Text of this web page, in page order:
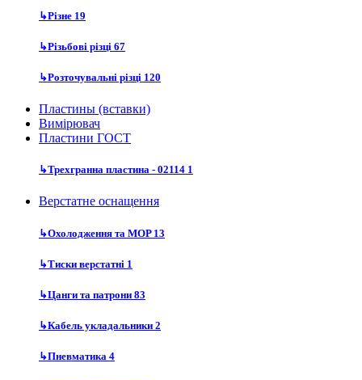
↳Різне 19
↳Різьбові різці 67
↳Розточувальні різці 120
Пластины (вставки)
Вимірювач
Пластини ГОСТ
↳Трехгранна пластина - 02114 1
Верстатне оснащення
↳Охолодження та MOP 13
↳Тиски верстатні 1
↳Цанги та патрони 83
↳Кабель укладальники 2
↳Пневматика 4